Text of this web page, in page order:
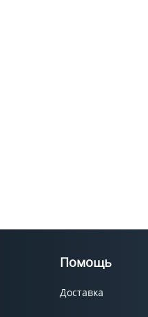
Помощь
Доставка